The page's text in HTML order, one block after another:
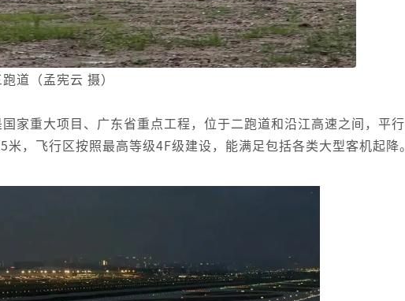
道（孟宪云 摄）
家重大项目、广东省重点工程，位于二跑道和沿江高速之间，平行
，飞行区按照最高等级4F级建设，能满足包括各类大型客机起降。